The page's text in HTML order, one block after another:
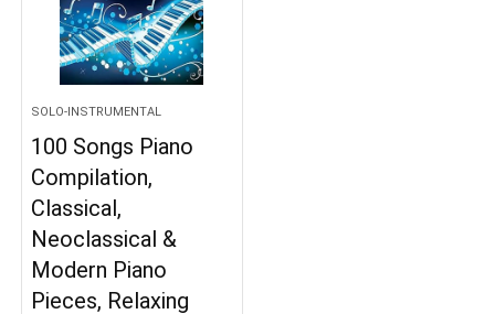
SOLO-INSTRUMENTAL
100 Songs Piano
Compilation,
Classical,
Neoclassical &
Modern Piano
Pieces, Relaxing